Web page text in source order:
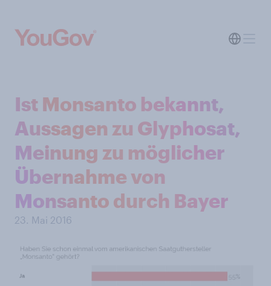
Ist Monsanto bekannt,
Aussagen zu Glyphosat,
Meinung zu möglicher
Übernahme von
Monsanto durch Bayer
23. Mai 2016